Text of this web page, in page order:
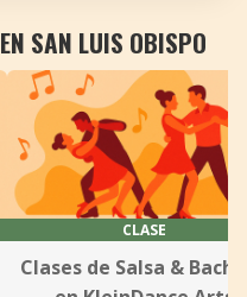
SAN LUIS OBISPO
CLASE
Clases de Salsa &